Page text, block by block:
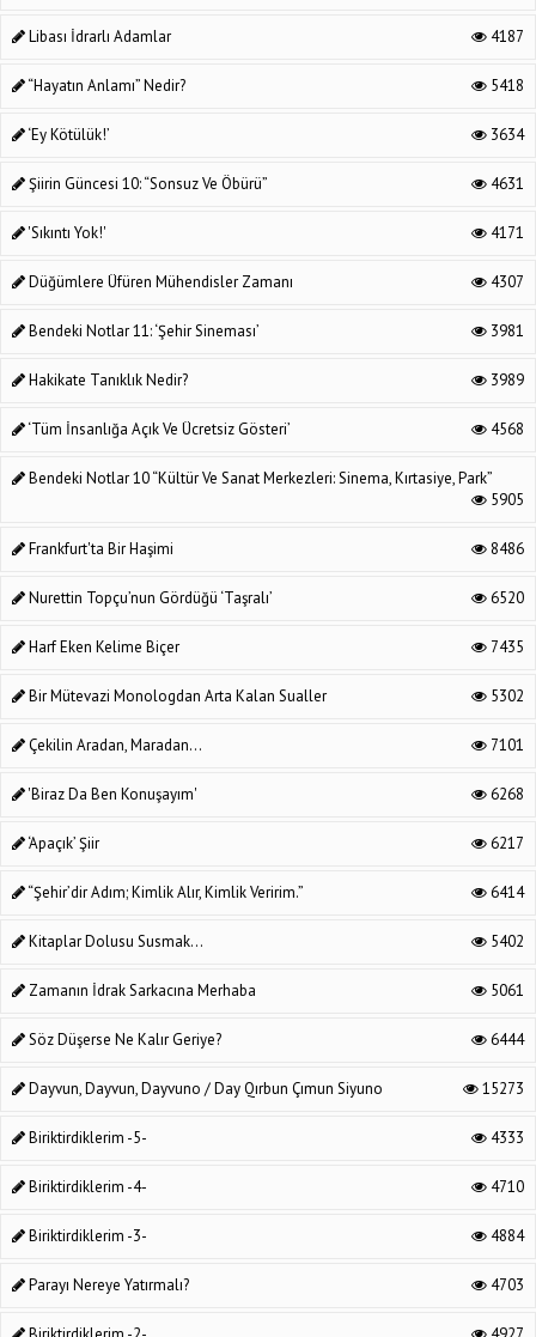
Libası İdrarlı Adamlar 4187
“Hayatın Anlamı” Nedir? 5418
‘Ey Kötülük!’ 3634
Şiirin Güncesi 10: “Sonsuz Ve Öbürü” 4631
'Sıkıntı Yok!' 4171
Düğümlere Üfüren Mühendisler Zamanı 4307
Bendeki Notlar 11: ‘Şehir Sineması’ 3981
Hakikate Tanıklık Nedir? 3989
‘Tüm İnsanlığa Açık Ve Ücretsiz Gösteri’ 4568
Bendeki Notlar 10 “Kültür Ve Sanat Merkezleri: Sinema, Kırtasiye, Park”
5905
Frankfurt'ta Bir Haşimi 8486
Nurettin Topçu’nun Gördüğü ‘Taşralı’ 6520
Harf Eken Kelime Biçer 7435
Bir Mütevazi Monologdan Arta Kalan Sualler 5302
Çekilin Aradan, Maradan... 7101
'Biraz Da Ben Konuşayım' 6268
‘Apaçık’ Şiir 6217
“Şehir’dir Adım; Kimlik Alır, Kimlik Veririm.” 6414
Kitaplar Dolusu Susmak... 5402
Zamanın İdrak Sarkacına Merhaba 5061
Söz Düşerse Ne Kalır Geriye? 6444
Dayvun, Dayvun, Dayvuno / Day Qırbun Çımun Siyuno 15273
Biriktirdiklerim -5- 4333
Biriktirdiklerim -4- 4710
Biriktirdiklerim -3- 4884
Parayı Nereye Yatırmalı? 4703